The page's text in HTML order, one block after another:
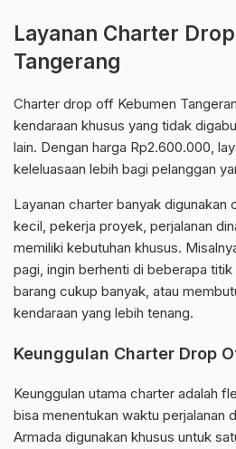
Layanan Charter
Tangerang
Charter drop off Kebumen
kendaraan khusus yang tidak
lain. Dengan harga Rp2.600.000,
keleluasaan lebih bagi pelanggan
Layanan charter banyak digunakan
kecil, pekerja proyek, perjalanan
memiliki kebutuhan khusus.
pagi, ingin berhenti di beberapa
barang cukup banyak, atau
kendaraan yang lebih tenang.
Keunggulan Charter Drop
Keunggulan utama charter adalah
bisa menentukan waktu perjalanan
Armada digunakan khusus untuk